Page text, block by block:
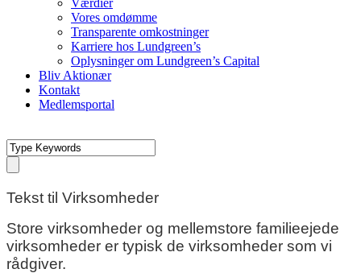
Værdier
Vores omdømme
Transparente omkostninger
Karriere hos Lundgreen’s
Oplysninger om Lundgreen’s Capital
Bliv Aktionær
Kontakt
Medlemsportal
Tekst til Virksomheder
Store virksomheder og mellemstore familieejede
virksomheder er typisk de virksomheder som vi
rådgiver.